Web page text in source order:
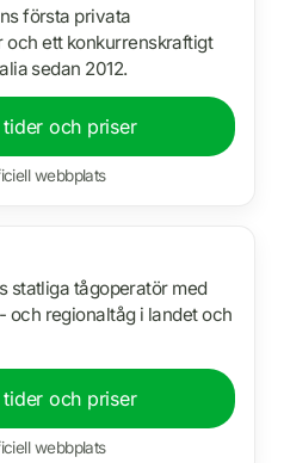
första privata
och ett konkurrenskraftigt
sedan 2012.
tider och priser
webbplats
statliga tågoperatör med
och regionaltåg i landet och
tider och priser
webbplats